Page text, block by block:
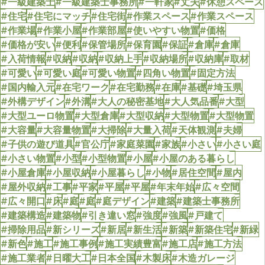
#住宅#住宅にマッチ#住宅街#作業スペース#作業スペース
#作業場#作業小屋#作業部屋#使いやすい物置#価格
#価格が安い#便利#保管場所#保育園#保証#倉庫#倉庫
#入荷情報#収納#収納#収納上手#収納場所#収納庫#取材
#可愛い#可愛い庭#可愛い物置#四角い物置#固定方法
#国内輸入元#在宅ワーク#在宅勤務#在庫#基礎#埼玉県
#外構デザイン#外溝#大人の秘密基地#大人気品番#大型
#大型ユーロ物置#大型倉庫#大型収納#大型物置#大型物置
#大容量#大容量物置#大掃除#大量入荷#天体観測#夫婦
#子供の遊び道具#官公庁#家庭菜園#家族#小さい#小さい庭
#小さい物置#小型#小型物置#小屋#小屋のある暮らし
#小屋倉庫#小屋収納#小屋暮らし#小物#居住空間#屋内
#屋外収納#工事#平家#平屋#平屋#年末年始#広々空間
#広々開口#床#庭#庭#庭デザイン#建築#建築士事務所
#建築構造#建築物#引き違い窓#強度#強風#戸建て
#掃除用品#新シリーズ#新居#新生活#新築#新築住宅#新緑
#新色#施工#施工事例#施工実績豊富#施工店#施工方法
#施工業者#日曜大工#日本全国#木製床#木造ガレージ